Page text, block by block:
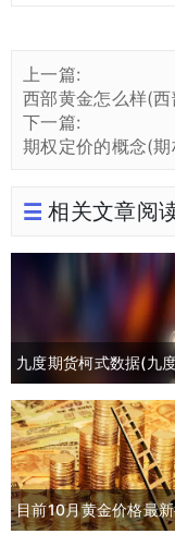
上一篇:
西部黄金怎么样(
下一篇:
期权定价的概念(
相关文章阅
九度期货柯式数据(九
播间)
目前10月黄金价格最